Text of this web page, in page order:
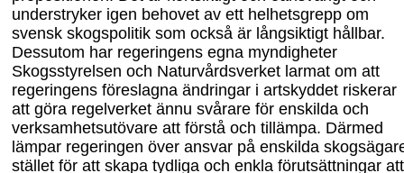
understryker igen behovet av ett helhetsgrepp om
svensk skogspolitik som också är långsiktigt hållbar.
Dessutom har regeringens egna myndigheter
Skogsstyrelsen och Naturvårdsverket larmat om att
regeringens föreslagna ändringar i artskyddet riskerar
att göra regelverket ännu svårare för enskilda och
verksamhetsutövare att förstå och tillämpa. Därmed
lämpar regeringen över ansvar på enskilda
stället för att skapa tydliga och enkla förutsättningar att